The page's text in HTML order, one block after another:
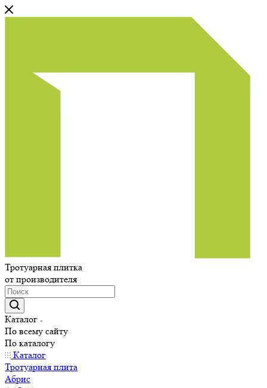
Тротуарная плитка
от производителя
Каталог
По всему сайту
По каталогу
Каталог
Тротуарная плита
Абрис